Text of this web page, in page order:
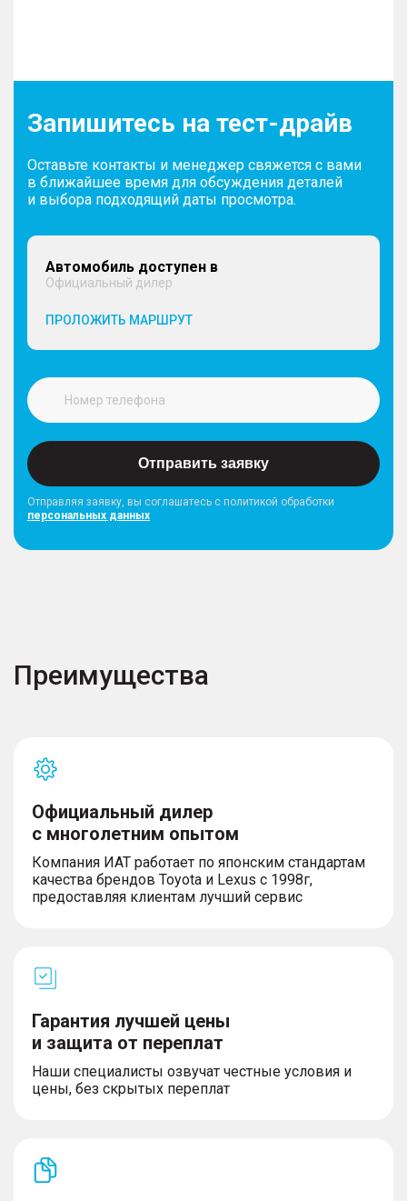
Запишитесь на тест-драйв
Оставьте контакты и менеджер свяжется с вами
в ближайшее время для обсуждения деталей
и выбора подходящий даты просмотра.
Автомобиль доступен в
Официальный дилер
ПРОЛОЖИТЬ МАРШРУТ
Отправить заявку
Отправляя заявку, вы соглашатесь с политикой обработки
персональных данных
Преимущества
Официальный дилер
с многолетним опытом
Компания ИАТ работает по японским стандартам
качества брендов Toyota и Lexus с 1998г,
предоставляя клиентам лучший сервис
Гарантия лучшей цены
и защита от переплат
Наши специалисты озвучат честные условия и
цены, без скрытых переплат